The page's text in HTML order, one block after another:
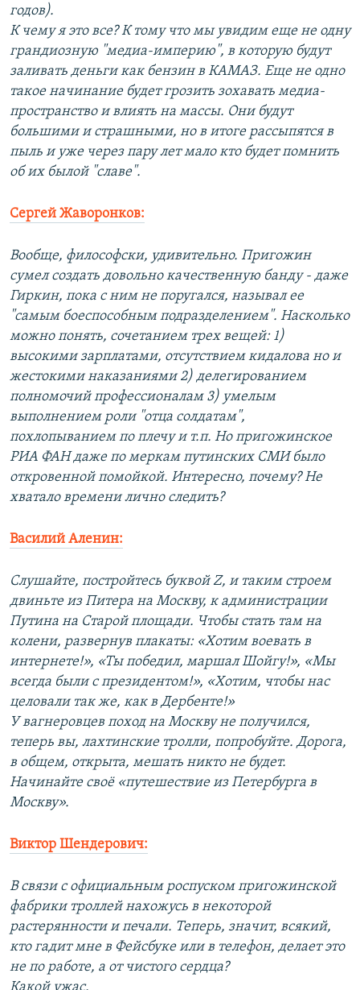
годов).
К чему я это все? К тому что мы увидим еще не одну
грандиозную "медиа-империю", в которую будут
заливать деньги как бензин в КАМАЗ. Еще не одно
такое начинание будет грозить зохавать медиа-
пространство и влиять на массы. Они будут
большими и страшными, но в итоге рассыпятся в
пыль и уже через пару лет мало кто будет помнить
об их былой "славе".
Сергей Жаворонков:
Вообще, философски, удивительно. Пригожин
сумел создать довольно качественную банду - даже
Гиркин, пока с ним не поругался, называл ее
"самым боеспособным подразделением". Насколько
можно понять, сочетанием трех вещей: 1)
высокими зарплатами, отсутствием кидалова но и
жестокими наказаниями 2) делегированием
полномочий профессионалам 3) умелым
выполнением роли "отца солдатам",
похлопыванием по плечу и т.п. Но пригожинское
РИА ФАН даже по меркам путинских СМИ было
откровенной помойкой. Интересно, почему? Не
хватало времени лично следить?
Василий Аленин:
Слушайте, постройтесь буквой Z, и таким строем
двиньте из Питера на Москву, к администрации
Путина на Старой площади. Чтобы стать там на
колени, развернув плакаты: «Хотим воевать в
интернете!», «Ты победил, маршал Шойгу!», «Мы
всегда были с президентом!», «Хотим, чтобы нас
целовали так же, как в Дербенте!»
У вагнеровцев поход на Москву не получился,
теперь вы, лахтинские тролли, попробуйте. Дорога,
в общем, открыта, мешать никто не будет.
Начинайте своё «путешествие из Петербурга в
Москву».
Виктор Шендерович:
В связи с официальным роспуском пригожинской
фабрики троллей нахожусь в некоторой
растерянности и печали. Теперь, значит, всякий,
кто гадит мне в Фейсбуке или в телефон, делает это
не по работе, а от чистого сердца?